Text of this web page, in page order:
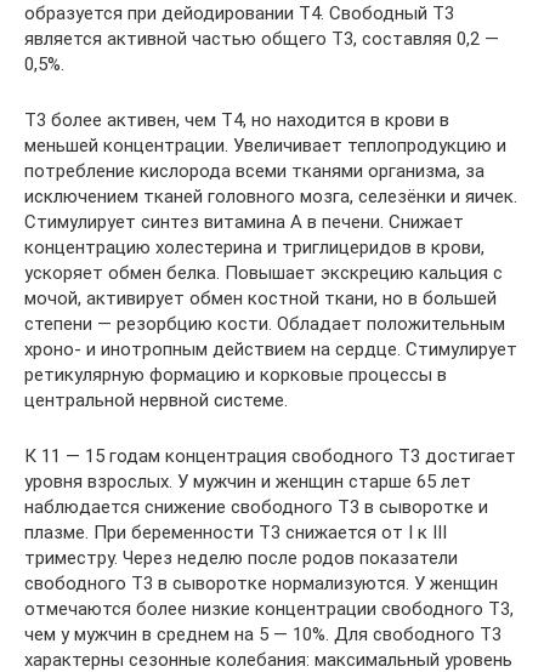
образуется при дейодировании Т4. Свободный Т3
является активной частью общего Т3, составляя 0,2 —
0,5%.
Т3 более активен, чем Т4, но находится в крови в
меньшей концентрации. Увеличивает теплопродукцию и
потребление кислорода всеми тканями организма, за
исключением тканей головного мозга, селезёнки и яичек.
Стимулирует синтез витамина А в печени. Снижает
концентрацию холестерина и триглицеридов в крови,
ускоряет обмен белка. Повышает экскрецию кальция с
мочой, активирует обмен костной ткани, но в большей
степени — резорбцию кости. Обладает положительным
хроно- и инотропным действием на сердце. Стимулирует
ретикулярную формацию и корковые процессы в
центральной нервной системе.
К 11 — 15 годам концентрация свободного Т3 достигает
уровня взрослых. У мужчин и женщин старше 65 лет
наблюдается снижение свободного Т3 в сыворотке и
плазме. При беременности T3 снижается от I к III
триместру. Через неделю после родов показатели
свободного Т3 в сыворотке нормализуются. У женщин
отмечаются более низкие концентрации свободного T3,
чем у мужчин в среднем на 5 — 10%. Для свободного T3
характерны сезонные колебания: максимальный уровень